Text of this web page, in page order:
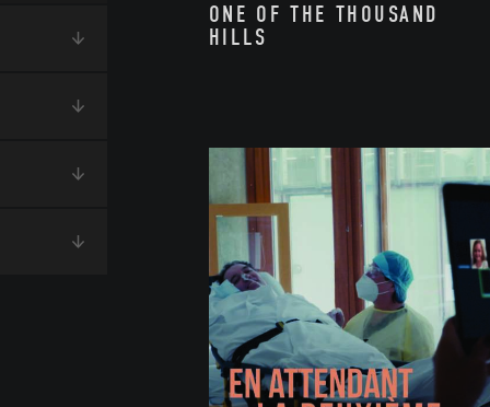
ONE OF THE THOUSAND
HILLS